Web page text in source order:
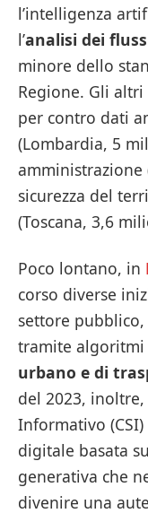
l’intelligenza
l’analisi dei
minore dello
Regione. Gli
per contro dati
(Lombardia, 5
sicurezza del
(Toscana, 3,6
Poco lontano, in
corso diverse
settore
tramite algoritmi
urbano e di
del 2023,
Informativo
digitale basata
generativa che
divenire una